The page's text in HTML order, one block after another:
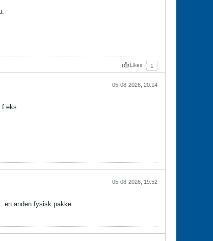
Likes 1
05-08-2026, 20:14
f.eks.
05-08-2026, 19:52
en anden fysisk pakke ..